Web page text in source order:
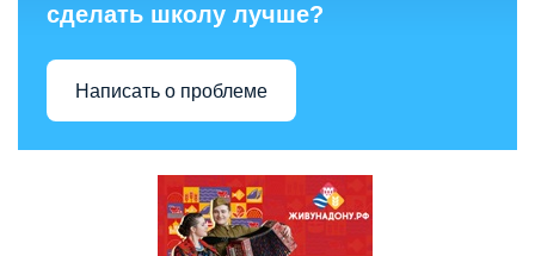
сделать школу лучше?
Написать о проблеме